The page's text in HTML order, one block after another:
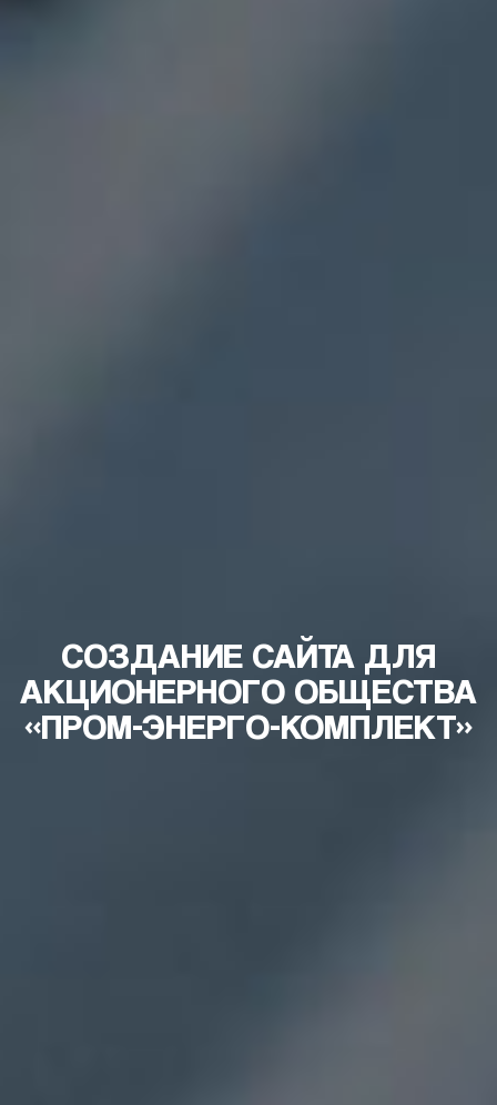
СОЗДАНИЕ САЙТА ДЛЯ
АКЦИОНЕРНОГО ОБЩЕСТВА
«ПРОМ-ЭНЕРГО-КОМПЛЕКТ»